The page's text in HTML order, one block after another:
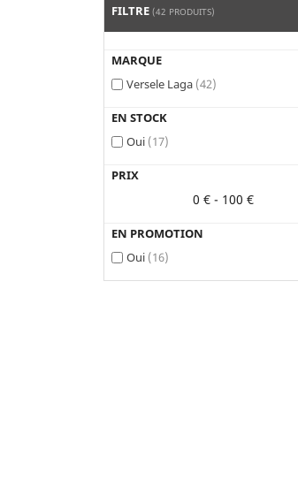
FILTRE (42 PRODUITS)
MARQUE
Versele Laga (42)
EN STOCK
Oui (17)
PRIX
0 € - 100 €
EN PROMOTION
Oui (16)